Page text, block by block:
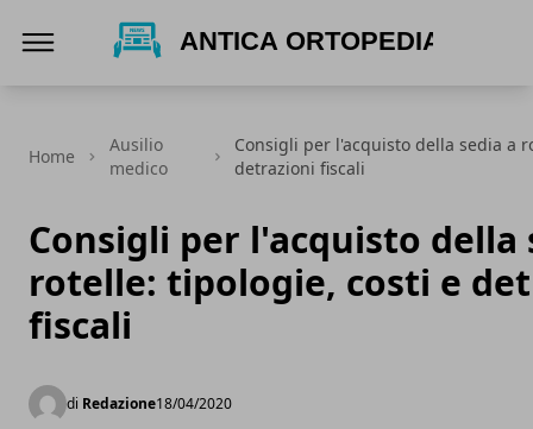
Home
Ausilio
medico
Consigli per l'acquisto della sedia a
detrazioni fiscali
Consigli per l'acquisto della
rotelle: tipologie, costi e
fiscali
di Redazione18/04/2020